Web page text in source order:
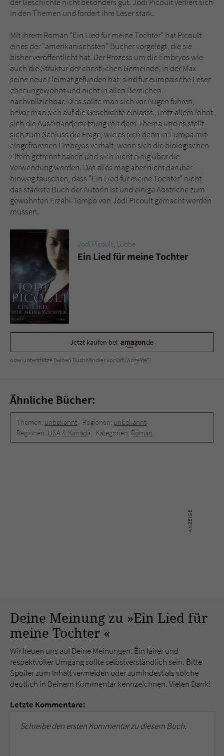
in den Themen und fordert ihre Leser stark.
Mit ihrem Roman "Ein Lied für meine Tochter" hat Picoult
eines der "amerikanischsten" Bücher vorgelegt, die sie
bisher veröffentlicht hat. Der Prozess um die Embryos wie
auch die Struktur der christlichen Gemeinde, in der Max
seine neue Heimat gefunden hat, sind für europäische Leser
eher ungewohnt und nicht in allen Bereichen
nachvollziehbar. Dies sollte man sich vor Augen führen,
bevor man sich auf die Geschichte einlässt. Trotz allem lohnt
sich die Auseinandersetzung mit dem Thema und es stellt
sich zum Schluss die Frage, wie es sich denn in Europa mit
eingefrorenen Embryos verhält, wenn sich die biologischen
Eltern getrennt haben und sich nicht einig über die
Verwendung werden. Das alles mag aber nicht darüber
hinweg täuschen, dass "Ein Lied für meine Tochter" nicht
das stärkste Buch der Autorin ist und einige Abstriche zum
gewohnten Erzähl-Tempo von Jodi Picoult gemacht werden
müssen.
Jodi Picoult Lübbe
Ein Lied für meine Tochter
Jetzt kaufen bei
oder unterstütze Deinen Buchhändler vor Ort (Anzeige*)
Ähnliche Bücher:
Themen: unbekannt Regionen: unbekannt
Regionen: USA & Kanada Kategorien: Roman
Deine Meinung zu »Ein Lied für
meine Tochter «
Wir freuen uns auf Deine Meinungen. Ein fairer und
respektvoller Umgang sollte selbstverständlich sein. Bitte
Spoiler zum Inhalt vermeiden oder zumindest als solche
deutlich in Deinem Kommentar kennzeichnen. Vielen Dank!
Letzte Kommentare:
Schreibe den ersten Kommentar zu diesem Buch.